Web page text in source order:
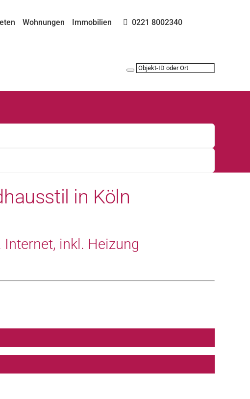
Wohnungen Immobilien 0221 8002340
in Köln
inkl. Heizung